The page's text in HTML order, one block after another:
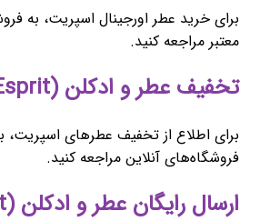
برای خرید عطر اورجینال اسپریت، به
معتبر مراجعه کنید.
تخفیف عطر و ادکلن (Esprit) اسپریت
برای اطلاع از تخفیف عطرهای
فروشگاه‌های آنلاین مراجعه کنید.